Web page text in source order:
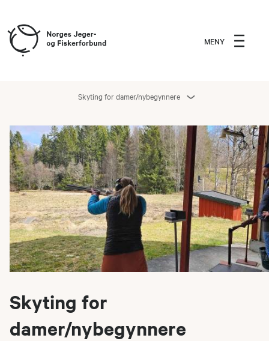
MENY
Skyting for damer/nybegynnere
Skyting for
damer/nybegynnere